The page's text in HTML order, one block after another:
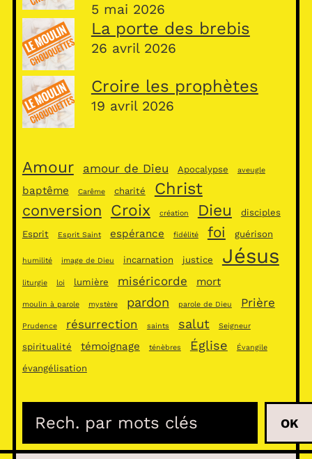
5 mai 2026
La porte des brebis
26 avril 2026
Croire les prophètes
19 avril 2026
Amour amour de Dieu Apocalypse aveugle
baptême Carême charité Christ
conversion Croix création Dieu disciples
Esprit Esprit Saint espérance fidélité foi guérison
humilité image de Dieu incarnation justice Jésus
liturgie loi lumière miséricorde mort
moulin à parole mystère pardon parole de Dieu Prière
Prudence résurrection saints salut Seigneur
spiritualité témoignage ténèbres Église Évangile
évangélisation
c
OK